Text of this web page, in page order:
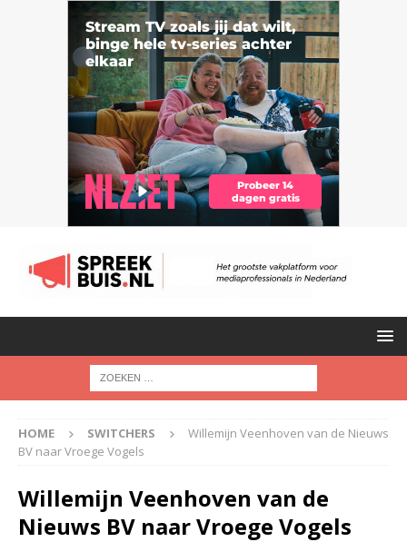
HOME SWITCHERS
Willemijn Veenhoven van de Nieuws
BV naar Vroege Vogels
Willemijn Veenhoven van de
Nieuws BV naar Vroege Vogels